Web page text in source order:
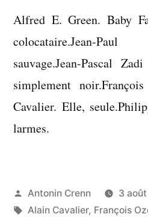
Alfred E. Green. Baby
colocataire.Jean-
sauvage.Jean-Pascal
simplement
Cavalier. Elle,
larmes.
Publié
par
Antonin Crenn 3
Étiquettes :
Alain Cavalier, François